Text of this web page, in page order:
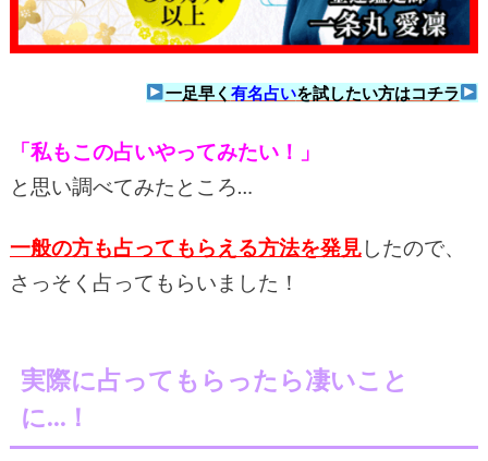
一足早く 有名占いを試したい方はコチラ
「私もこの占いやってみたい！」
と思い調べてみたところ…
一般の方も占ってもらえる方法を発見したので、
さっそく占ってもらいました！
実際に占ってもらったら凄いこと
に…！